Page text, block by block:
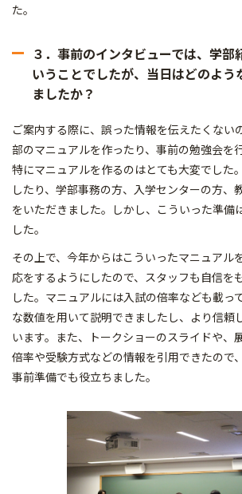
た。
３．事前のインタビューでは、学部
いうことでしたが、当日はどのよう
ましたか？
ご案内する際に、誤った情報を伝えたくない
部のマニュアルを作ったり、事前の勉強会を
特にマニュアルを作るのはとても大変でした
したり、学部事務の方、入学センターの方、
をいただきました。しかし、こういった準備
した。
その上で、今年からはこういったマニュアル
応をするようにしたので、スタッフも自信を
した。マニュアルには入試の倍率なども載っ
な数値を用いて説明できましたし、より信頼
います。また、トークショーのスライドや、
倍率や受験方式などの情報を引用できたので
事前準備でも役立ちました。